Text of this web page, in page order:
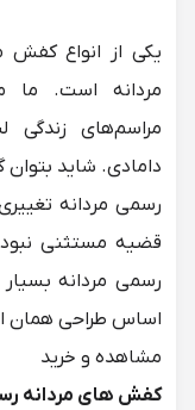
یکی از انواع کفش
مردانه است. ما
مراسم‌های
دامادی. شاید
رسمی مردانه
قضیه مستثنی
رسمی مردانه
اساس طراحی همان
کفش های مردانه